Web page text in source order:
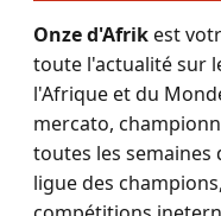
Onze d'Afrikest
toute l'actualité sur
l'Afrique et du
mercato,
toutes les semaines
ligue des